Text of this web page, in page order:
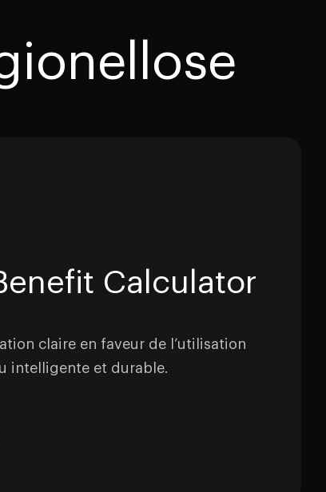
Calculator
claire en faveur de l’utilisation
intelligente et durable.